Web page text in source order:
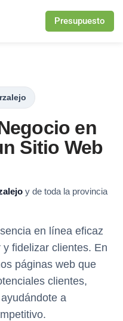
Presupuesto
en
Sitio Web
y de toda la provincia
en línea eficaz
fidelizar clientes. En
páginas web que
clientes,
a